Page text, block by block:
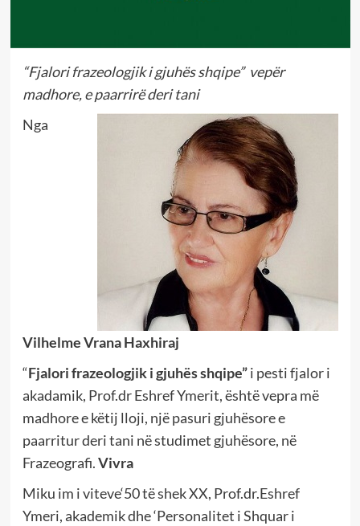
“Fjalori frazeologjik i gjuhës shqipe” vepër
madhore, e paarrirë deri tani
Nga
Vilhelme Vrana Haxhiraj
“Fjalori frazeologjik i gjuhës shqipe”i pesti fjalor i
akadamik, Prof.dr Eshref Ymerit, është vepra më
madhore e këtij lloji, një pasuri gjuhësore e
paarritur deri tani në studimet gjuhësore, në
Frazeografi.Vivra
Miku im i viteve‘50 të shek XX, Prof.dr.Eshref
Ymeri, akademik dhe ‘Personalitet i Shquar i